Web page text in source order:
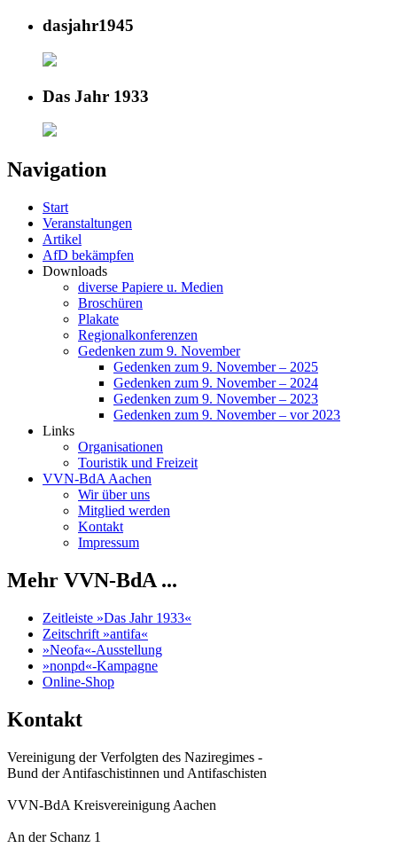
dasjahr1945
Das Jahr 1933
Navigation
Start
Veranstaltungen
Artikel
AfD bekämpfen
Downloads
diverse Papiere u. Medien
Broschüren
Plakate
Regionalkonferenzen
Gedenken zum 9. November
Gedenken zum 9. November – 2025
Gedenken zum 9. November – 2024
Gedenken zum 9. November – 2023
Gedenken zum 9. November – vor 2023
Links
Organisationen
Touristik und Freizeit
VVN-BdA Aachen
Wir über uns
Mitglied werden
Kontakt
Impressum
Mehr VVN-BdA ...
Zeitleiste »Das Jahr 1933«
Zeitschrift »antifa«
»Neofa«-Ausstellung
»nonpd«-Kampagne
Online-Shop
Kontakt
Vereinigung der Verfolgten des Naziregimes -
Bund der Antifaschistinnen und Antifaschisten
VVN-BdA Kreisvereinigung Aachen
An der Schanz 1